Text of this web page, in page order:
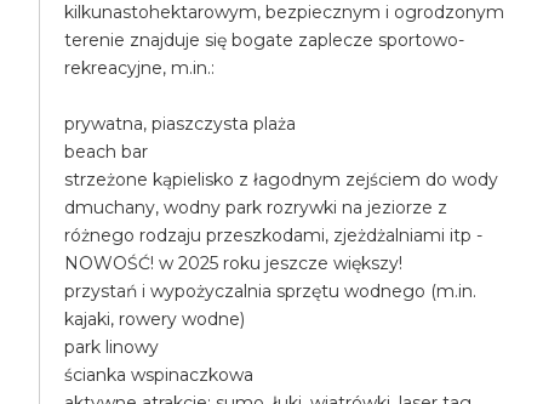
kilkunastohektarowym, bezpiecznym i ogrodzonym
terenie znajduje się bogate zaplecze sportowo-
rekreacyjne, m.in.:
prywatna, piaszczysta plaża
beach bar
strzeżone kąpielisko z łagodnym zejściem do wody
dmuchany, wodny park rozrywki na jeziorze z
różnego rodzaju przeszkodami, zjeżdżalniami itp -
NOWOŚĆ! w 2025 roku jeszcze większy!
przystań i wypożyczalnia sprzętu wodnego (m.in.
kajaki, rowery wodne)
park linowy
ścianka wspinaczkowa